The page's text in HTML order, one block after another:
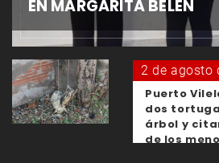
EN MARGARITA BELÉN
2 de agosto
Puerto
dos
árbol y
de los